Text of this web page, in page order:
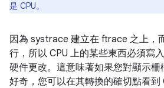
是 CPU。
因為 systrace 建立在 ftrace 之上，
行，所以 CPU 上的某些東西必須寫
硬件更改。這意味著如果您對顯示柵
好奇，您可以在其轉換的確切點看到